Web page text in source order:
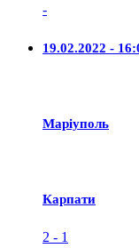
-
19.02.2022 -
Маріуполь
Карпати
2 - 1